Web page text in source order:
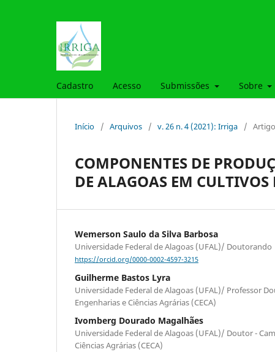
Cadastro Acesso Submissões Sobre
Início / Arquivos / v. 26 n. 4 (2021): Irriga /
COMPONENTES DE
DE ALAGOAS EM
Wemerson Saulo da Silva Barbosa
Universidade Federal de Alagoas (UFAL)/ Doutorando
https://orcid.org/0000-0002-4597-3215
Guilherme Bastos Lyra
Universidade Federal de Alagoas (UFAL)/ Professor
Engenharias e Ciências Agrárias (CECA)
Ivomberg Dourado Magalhães
Universidade Federal de Alagoas (UFAL)/ Doutor -
Ciências Agrárias (CECA)